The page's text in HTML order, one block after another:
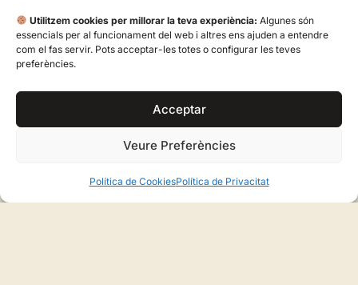
Utilitzem cookies per millorar la teva experiència: Algunes són
essencials per al funcionament del web i altres ens ajuden a entendre
com el fas servir. Pots acceptar-les totes o configurar les teves
preferències.
Acceptar
Veure Preferències
Política de CookiesPolítica de Privacitat
Properes Excursions
Ballades obertes a tothom on es comparteix
el ball pagès en espais públics, pous i places